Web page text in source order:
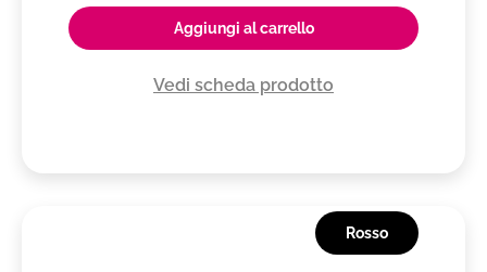
Aggiungi al carrello
Vedi scheda prodotto
Rosso